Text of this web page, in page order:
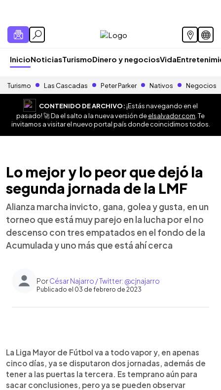
InicioNoticiasTurismoDinero y negociosVida
Turismo Las Cascadas Peter Parker Nativos Negocios
CONTENIDO DE ARCHIVO:¡Estás navegando en el
pasado! 🚀 Da el salto a la nueva versión deelsalvador.com . Te
invitamos a visitar el nuevo portal país donde coincidimos todos.
Lo mejor y lo peor que dejó la
segunda jornada de la LMF
Alianza marcha invicto, gana, golea y gusta, en un
torneo que está muy parejo en la lucha por el no
descenso con tres empatados en el fondo de la
Acumulada y uno más que está ahí cerca
PorCésar Najarro / Twitter: @cjnajarro
Publicado el 03 de febrero de 2023
► Escuchar artículo
La Liga Mayor de Fútbol va a todo vapor y, en apenas
cinco días, ya se disputaron dos jornadas, además de
tener a las puertas la tercera. Es temprano aún para
sacar conclusiones, pero ya se pueden observar